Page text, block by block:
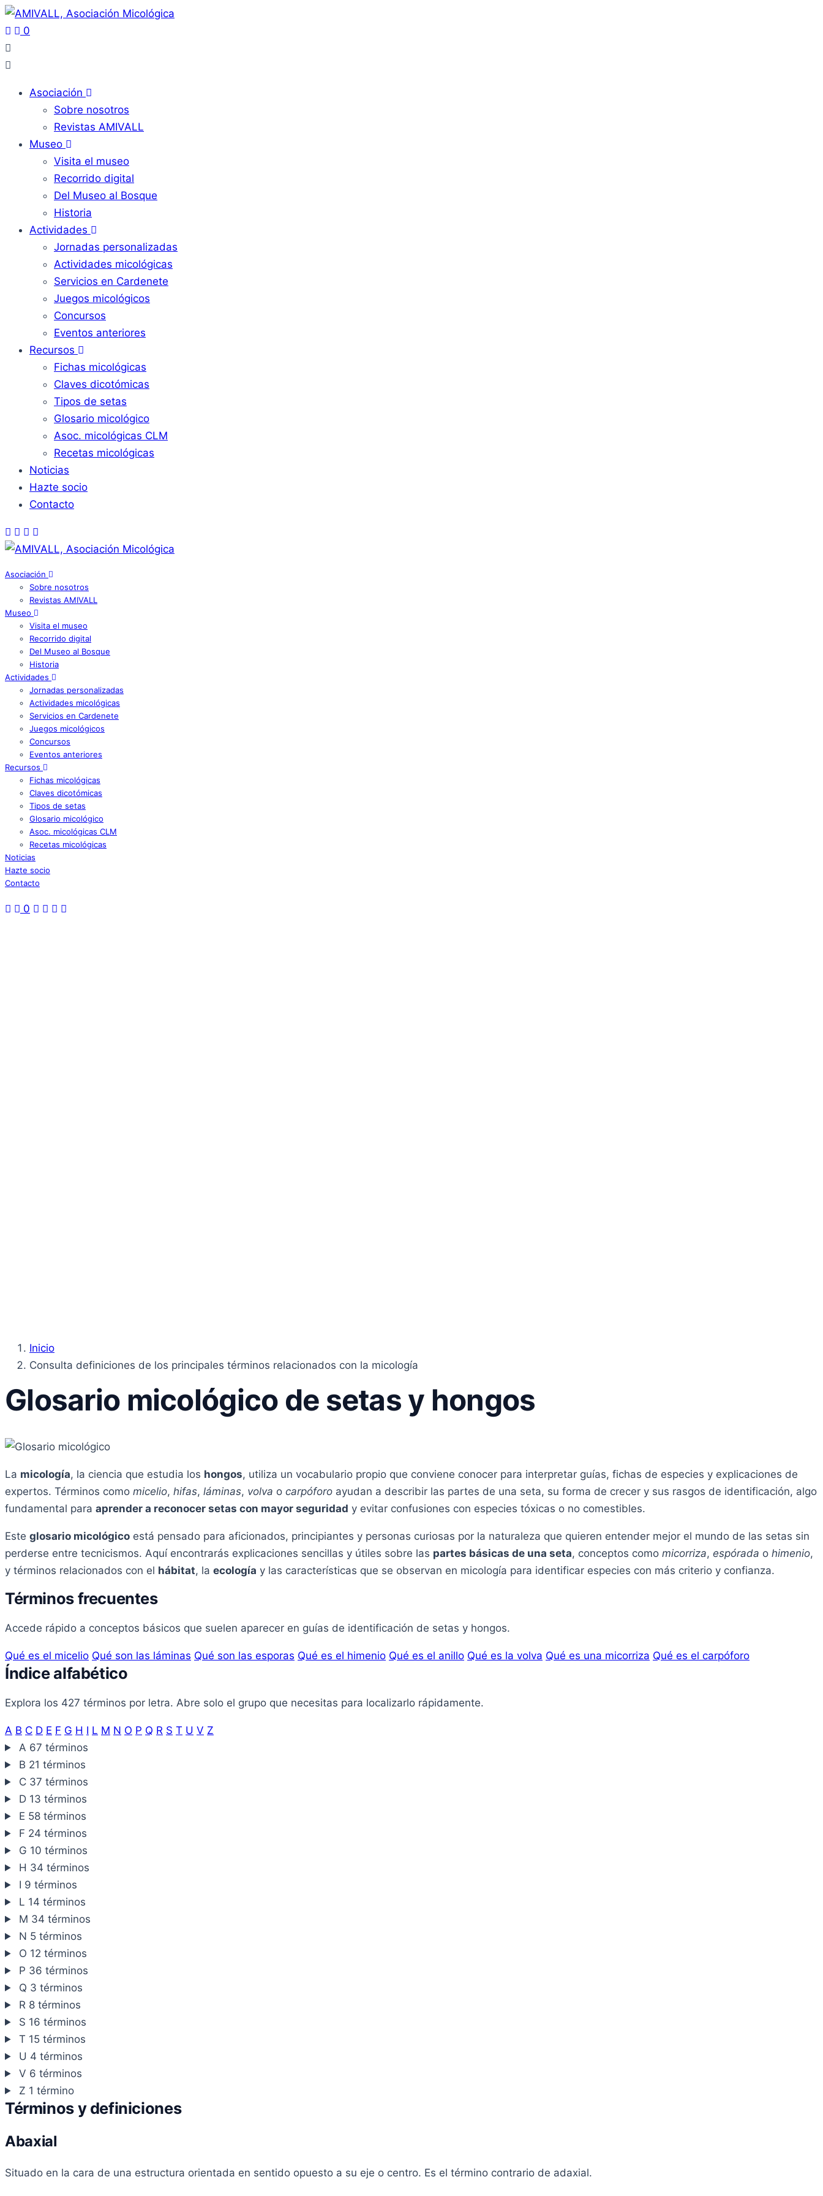
0
Asociación
Sobre nosotros
Revistas AMIVALL
Museo
Visita el museo
Recorrido digital
Del Museo al Bosque
Historia
Actividades
Jornadas personalizadas
Actividades micológicas
Servicios en Cardenete
Juegos micológicos
Concursos
Eventos anteriores
Recursos
Fichas micológicas
Claves dicotómicas
Tipos de setas
Glosario micológico
Asoc. micológicas CLM
Recetas micológicas
Noticias
Hazte socio
Contacto
Asociación
Sobre nosotros
Revistas AMIVALL
Museo
Visita el museo
Recorrido digital
Del Museo al Bosque
Historia
Actividades
Jornadas personalizadas
Actividades micológicas
Servicios en Cardenete
Juegos micológicos
Concursos
Eventos anteriores
Recursos
Fichas micológicas
Claves dicotómicas
Tipos de setas
Glosario micológico
Asoc. micológicas CLM
Recetas micológicas
Noticias
Hazte socio
Contacto
0
Inicio
Consulta definiciones de los principales términos relacionados con la micología
Glosario micológico de setas y hongos
La micología, la ciencia que estudia los hongos, utiliza un vocabulario propio que conviene conocer para interpretar guías, fichas de especies y explicaciones de
expertos. Términos como micelio, hifas, láminas, volva o carpóforo ayudan a describir las partes de una seta, su forma de crecer y sus rasgos de identificación, algo
fundamental para aprender a reconocer setas con mayor seguridad y evitar confusiones con especies tóxicas o no comestibles.
Este glosario micológico está pensado para aficionados, principiantes y personas curiosas por la naturaleza que quieren entender mejor el mundo de las setas sin
perderse entre tecnicismos. Aquí encontrarás explicaciones sencillas y útiles sobre las partes básicas de una seta, conceptos como micorriza, espórada o himenio,
y términos relacionados con el hábitat, la ecología y las características que se observan en micología para identificar especies con más criterio y confianza.
Términos frecuentes
Accede rápido a conceptos básicos que suelen aparecer en guías de identificación de setas y hongos.
Qué es el micelio Qué son las láminas Qué son las esporas Qué es el himenio Qué es el anillo Qué es la volva Qué es una micorriza Qué es el carpóforo
Índice alfabético
Explora los 427 términos por letra. Abre solo el grupo que necesitas para localizarlo rápidamente.
A B C D E F G H I L M N O P Q R S T U V Z
A 67 términos
B 21 términos
C 37 términos
D 13 términos
E 58 términos
F 24 términos
G 10 términos
H 34 términos
I 9 términos
L 14 términos
M 34 términos
N 5 términos
O 12 términos
P 36 términos
Q 3 términos
R 8 términos
S 16 términos
T 15 términos
U 4 términos
V 6 términos
Z 1 término
Términos y definiciones
Abaxial
Situado en la cara de una estructura orientada en sentido opuesto a su eje o centro. Es el término contrario de adaxial.